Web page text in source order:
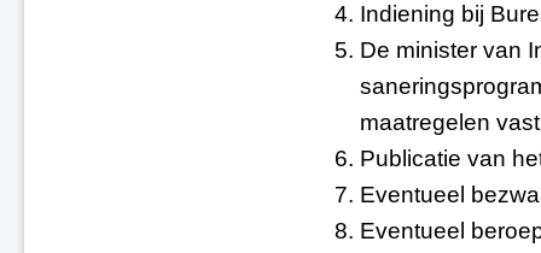
Indiening bij
De minister van
maatregelen
Publicatie van
Eventueel
Eventueel